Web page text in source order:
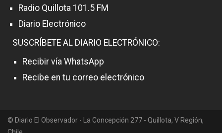
Radio Quillota 101.5 FM
Diario Electrónico
SUSCRÍBETE AL DIARIO ELECTRÓNICO:
Recibir vía WhatsApp
Recibe en tu correo electrónico
© Diario El Observador - La Concepción 277 - Quillota, V Región,